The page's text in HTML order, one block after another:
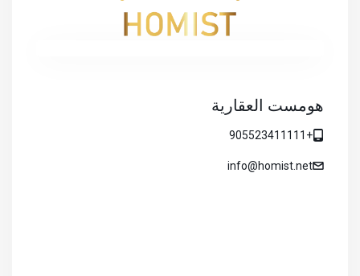
هومست العقارية
+905523411111
info@homist.net